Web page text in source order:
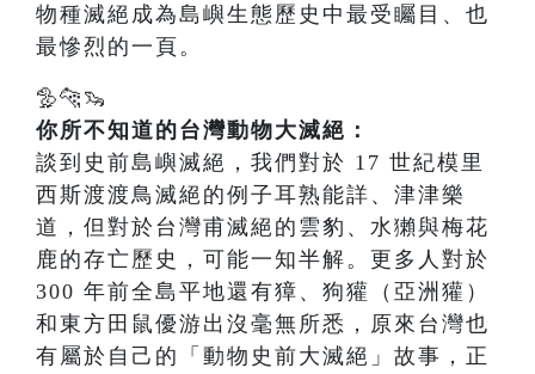
物種滅絕成為島嶼生態歷史中最受矚目、也
最慘烈的一頁。
🦤🐆🦦
你所不知道的台灣動物大滅絕：
談到史前島嶼滅絕，我們對於 17 世紀模里
西斯渡渡鳥滅絕的例子耳熟能詳、津津樂
道，但對於台灣甫滅絕的雲豹、水獺與梅花
鹿的存亡歷史，可能一知半解。更多人對於
300 年前全島平地還有獐、狗獾（亞洲獾）
和東方田鼠優游出沒毫無所悉，原來台灣也
有屬於自己的「動物史前大滅絕」故事，正